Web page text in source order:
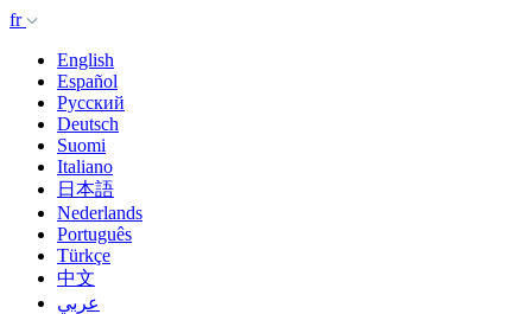
fr
English
Español
Русский
Deutsch
Suomi
Italiano
日本語
Nederlands
Português
Türkçe
中文
عربي